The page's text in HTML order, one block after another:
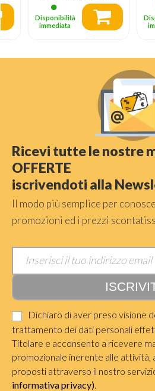
Disponibilità
immediata
Ricevi tutte le nostre
OFFERTE
iscrivendoti alla
Il modo più semplice per
promozioni ed i prezzi
Dichiaro di aver preso visione
trattamento dei dati personali
Titolare e acconsento a ricevere
promozionale inerente alle attività,
proposti attraverso il nostro
informativa privacy).